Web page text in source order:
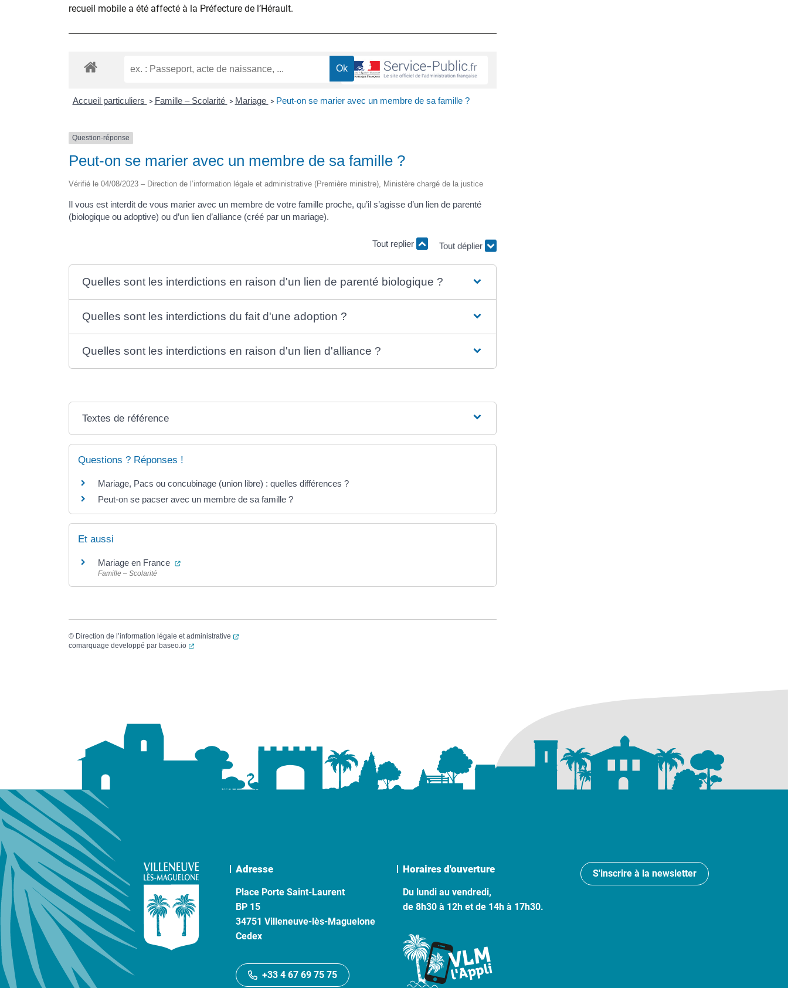
recueil mobile a été affecté à la Préfecture de l’Hérault.
Accueil particuliers > Famille – Scolarité > Mariage > Peut-on se marier avec un membre de sa famille ?
Question-réponse
Peut-on se marier avec un membre de sa famille ?
Vérifié le 04/08/2023 – Direction de l’information légale et administrative (Première ministre), Ministère chargé de la justice
Il vous est interdit de vous marier avec un membre de votre famille proche, qu’il s’agisse d’un lien de parenté
(biologique ou adoptive) ou d’un lien d’alliance (créé par un mariage).
Tout replier
Tout déplier
Quelles sont les interdictions en raison d'un lien de parenté biologique ?
Quelles sont les interdictions du fait d'une adoption ?
Quelles sont les interdictions en raison d'un lien d'alliance ?
Textes de référence
Questions ? Réponses !
Mariage, Pacs ou concubinage (union libre) : quelles différences ?
Peut-on se pacser avec un membre de sa famille ?
Et aussi
Mariage en France (ouverture dans un nouvel onglet)
Famille – Scolarité
© Direction de l’information légale et administrative
(ouverture dans un nouvel onglet)
comarquage developpé par baseo.io (ouverture dans un nouvel onglet)
Adresse
Place Porte Saint-Laurent
BP 15
34751 Villeneuve-lès-Maguelone
Cedex
+33 4 67 69 75 75
Horaires d'ouverture
Du lundi au vendredi,
de 8h30 à 12h et de 14h à 17h30.
S'inscrire à la newsletter